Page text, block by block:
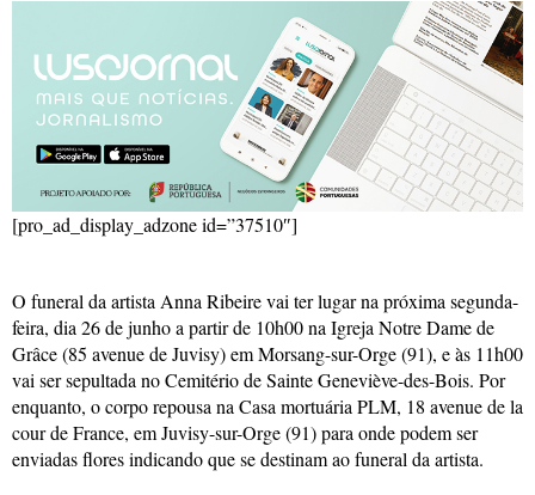
[pro_ad_display_adzone id=”37510″]
O funeral da artista Anna Ribeire vai ter lugar na próxima segunda-
feira, dia 26 de junho a partir de 10h00 na Igreja Notre Dame de
Grâce (85 avenue de Juvisy) em Morsang-sur-Orge (91), e às 11h00
vai ser sepultada no Cemitério de Sainte Geneviève-des-Bois. Por
enquanto, o corpo repousa na Casa mortuária PLM, 18 avenue de la
cour de France, em Juvisy-sur-Orge (91) para onde podem ser
enviadas flores indicando que se destinam ao funeral da artista.